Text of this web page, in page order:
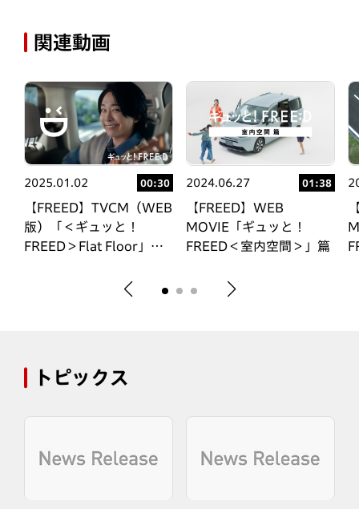
関連動画
2025.01.02 00:30
【FREED】TVCM（WEB
版）「＜ギュッと！
FREED＞Flat Floor」篇
カー・オブ・ザ・イヤー
2024.06.27 01:38
【FREED】WEB
MOVIE「ギュッと！
FREED＜室内空間＞」篇
トピックス